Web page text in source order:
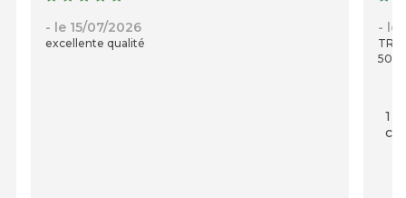
- le 15/07/2026
excellente qualité
- le
50
1